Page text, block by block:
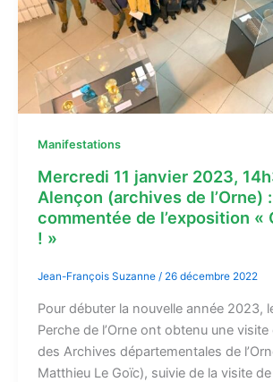
Manifestations
Mercredi 11 janvier 2023,
Alençon (archives de l’Orne)
commentée de l’exposition «
! »
Jean-François Suzanne / 26 décembre 2022
Pour débuter la nouvelle année 2023,
Perche de l’Orne ont obtenu une
des Archives départementales de
Matthieu Le Goïc), suivie de la visite de